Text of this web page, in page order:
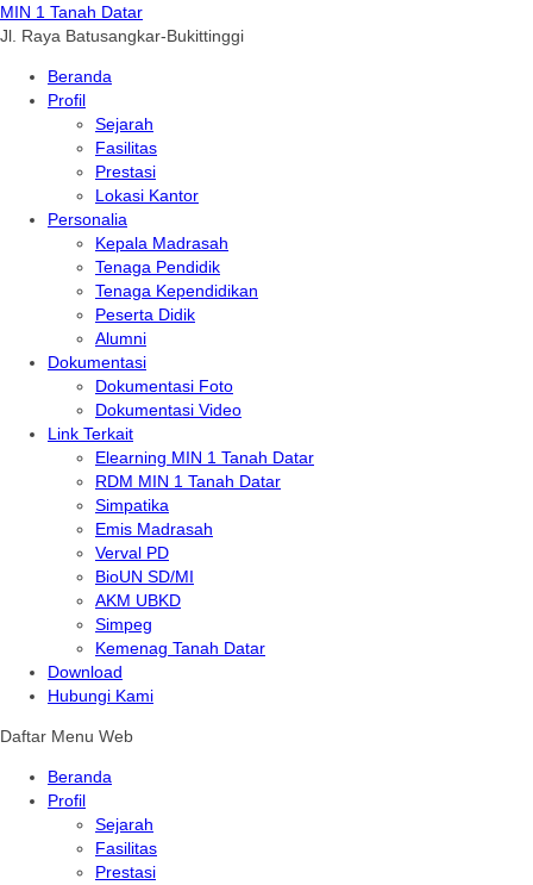
MIN 1 Tanah Datar
Jl. Raya Batusangkar-Bukittinggi
Beranda
Profil
Sejarah
Fasilitas
Prestasi
Lokasi Kantor
Personalia
Kepala Madrasah
Tenaga Pendidik
Tenaga Kependidikan
Peserta Didik
Alumni
Dokumentasi
Dokumentasi Foto
Dokumentasi Video
Link Terkait
Elearning MIN 1 Tanah Datar
RDM MIN 1 Tanah Datar
Simpatika
Emis Madrasah
Verval PD
BioUN SD/MI
AKM UBKD
Simpeg
Kemenag Tanah Datar
Download
Hubungi Kami
Daftar Menu Web
Beranda
Profil
Sejarah
Fasilitas
Prestasi